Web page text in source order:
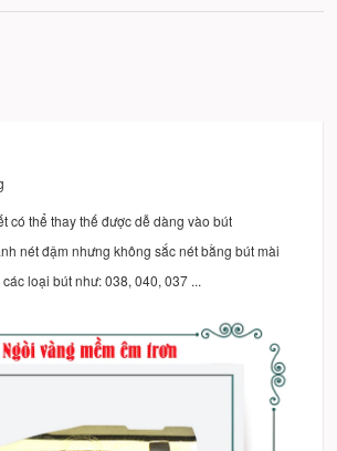
có thể thay thế được dễ dàng vào bút
nét đậm nhưng không sắc nét bằng bút mài
loại bút như: 038, 040, 037 ...